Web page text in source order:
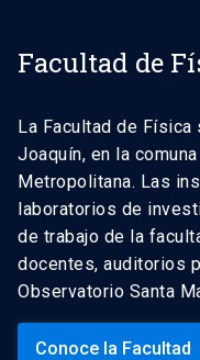
Facultad de
La Facultad de Física
Joaquín, en la
Metropolitana. Las
laboratorios de
de trabajo de la
docentes, auditorios
Observatorio Santa
Conoce la Facultad